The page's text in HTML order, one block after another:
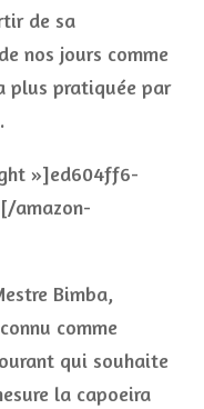
de sa
nos jours comme
plus pratiquée par
»]ed604ff6-
amazon-
Bimba,
comme
qui souhaite
la capoeira